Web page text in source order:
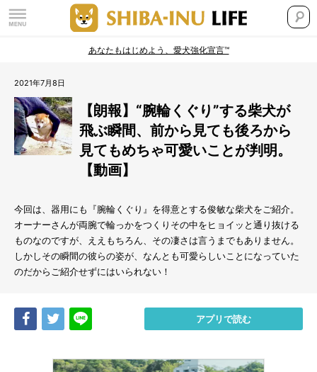
あなたもはじめよう、愛犬強化宣言™
2021年7月8日
【朗報】“腕輪くぐり”する柴犬が
飛ぶ瞬間、前から見ても後ろから
見てもめちゃ可愛いことが判明。
【動画】
今回は、器用にも『腕輪くぐり』を得意とする俊敏な柴犬をご紹介。
オーナーさんが両腕で輪っかをつくりその中をヒョイッと通り抜ける
ものなのですが、ええもちろん、その凄さは言うまでもありません。
しかしその瞬間の彼らの姿が、なんとも可愛らしいことになっていた
のだからご紹介せずにはいられない！
Share Tweet アプリで読む